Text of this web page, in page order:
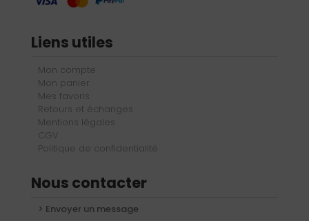
Liens utiles
Mon compte
Mon panier
Mes favoris
Retours et échanges
Mentions légales
CGV
Politique de confidentialité
Nous contacter
> Envoyer un message